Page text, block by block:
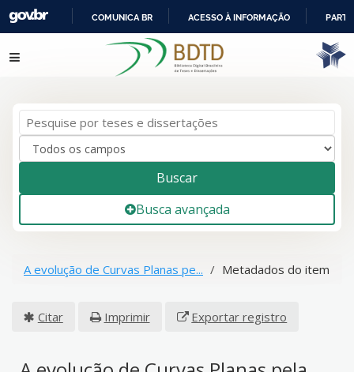
IR
PARA
COMUNICA BR ACESSO À INFORMAÇÃO
Pular para o conteúdo
Buscar
Busca avançada
A evolução de Curvas Planas pe... Metadados do item
Citar Imprimir Exportar registro